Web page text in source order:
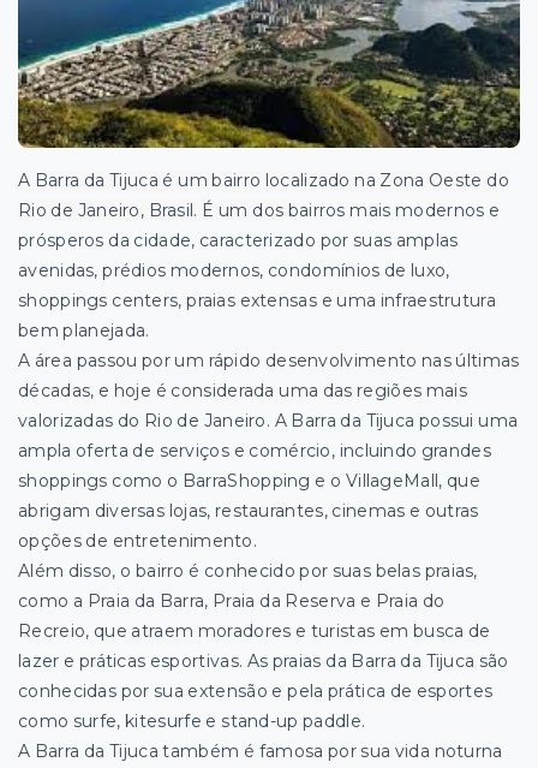
A Barra da Tijuca é um bairro localizado na Zona Oeste do
Rio de Janeiro, Brasil. É um dos bairros mais modernos e
prósperos da cidade, caracterizado por suas amplas
avenidas, prédios modernos, condomínios de luxo,
shoppings centers, praias extensas e uma infraestrutura
bem planejada.
A área passou por um rápido desenvolvimento nas últimas
décadas, e hoje é considerada uma das regiões mais
valorizadas do Rio de Janeiro. A Barra da Tijuca possui uma
ampla oferta de serviços e comércio, incluindo grandes
shoppings como o BarraShopping e o VillageMall, que
abrigam diversas lojas, restaurantes, cinemas e outras
opções de entretenimento.
Além disso, o bairro é conhecido por suas belas praias,
como a Praia da Barra, Praia da Reserva e Praia do
Recreio, que atraem moradores e turistas em busca de
lazer e práticas esportivas. As praias da Barra da Tijuca são
conhecidas por sua extensão e pela prática de esportes
como surfe, kitesurfe e stand-up paddle.
A Barra da Tijuca também é famosa por sua vida noturna